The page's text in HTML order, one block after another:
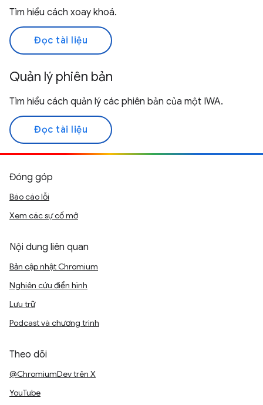
Tìm hiểu cách xoay khoá.
Đọc tài liệu
Quản lý phiên bản
Tìm hiểu cách quản lý các phiên bản của một IWA.
Đọc tài liệu
Đóng góp
Báo cáo lỗi
Xem các sự cố mở
Nội dung liên quan
Bản cập nhật Chromium
Nghiên cứu điển hình
Lưu trữ
Podcast và chương trình
Theo dõi
@ChromiumDev trên X
YouTube